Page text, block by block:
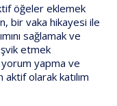
öğeler eklemek
bir vaka hikayesi ile
sağlamak ve
etmek
yorum yapma ve
olarak katılım